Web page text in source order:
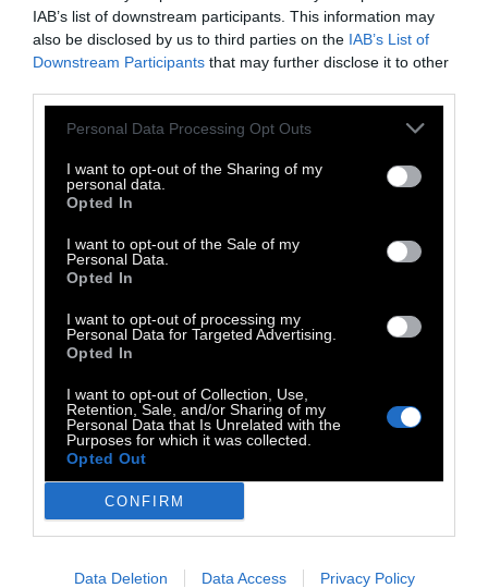
IAB’s list of downstream participants. This information may
also be disclosed by us to third parties on the IAB’s List of
Downstream Participants that may further disclose it to other
Personal Data Processing Opt Outs
I want to opt-out of the Sharing of my
personal data.
Opted In
I want to opt-out of the Sale of my
Personal Data.
Opted In
I want to opt-out of processing my
Personal Data for Targeted Advertising.
Opted In
I want to opt-out of Collection, Use,
Retention, Sale, and/or Sharing of my
Personal Data that Is Unrelated with the
Purposes for which it was collected.
Opted Out
CONFIRM
Data Deletion Data Access Privacy Policy
AMBIENT
The Falling Sun: From Dusk
Μουσικές διαδρομές στα χρώματα του
ουρανού
8 Νοεμβρίου 2010
1 - 5 από 5